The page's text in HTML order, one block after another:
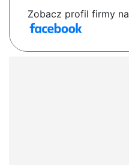
Zobacz profil firmy na